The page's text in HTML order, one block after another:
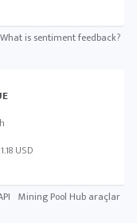
What is sentiment feedback?
USD
Mining Pool Hub araçlar